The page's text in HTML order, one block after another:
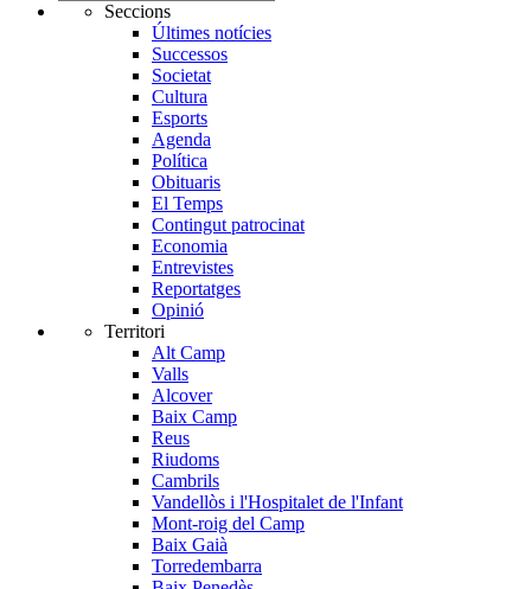
Seccions
Últimes notícies
Successos
Societat
Cultura
Esports
Agenda
Política
Obituaris
El Temps
Contingut patrocinat
Economia
Entrevistes
Reportatges
Opinió
Territori
Alt Camp
Valls
Alcover
Baix Camp
Reus
Riudoms
Cambrils
Vandellòs i l'Hospitalet de l'Infant
Mont-roig del Camp
Baix Gaià
Torredembarra